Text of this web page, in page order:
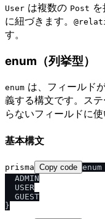
User は複数の Post を
に紐づきます。
す。
enum（列挙型）
enum は、フィールド
義する構文です。ス
らないフィールドに使
基本構文
prisma Copy code
  ADMIN
  USER
  GUEST